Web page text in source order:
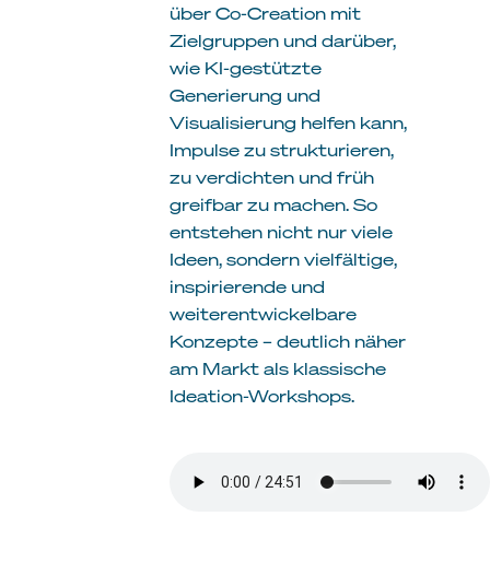
über Co-Creation mit
Zielgruppen und darüber,
wie KI-gestützte
Generierung und
Visualisierung helfen kann,
Impulse zu strukturieren,
zu verdichten und früh
greifbar zu machen. So
entstehen nicht nur viele
Ideen, sondern vielfältige,
inspirierende und
weiterentwickelbare
Konzepte – deutlich näher
am Markt als klassische
Ideation-Workshops.